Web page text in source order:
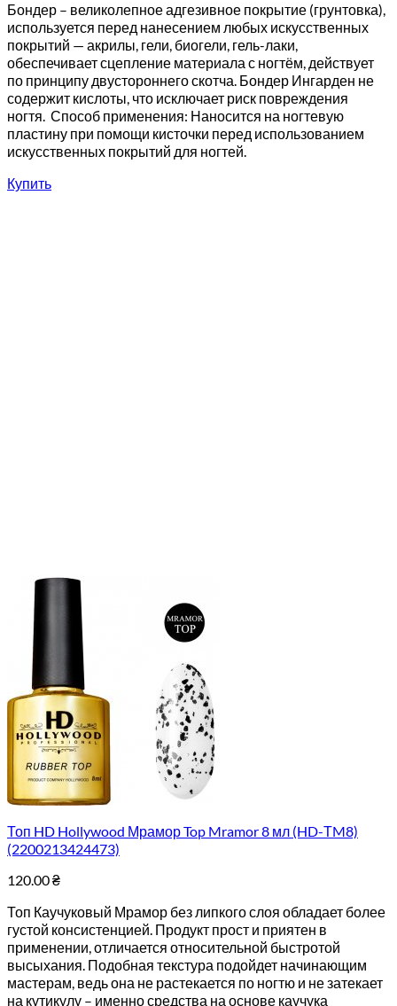
Бондер – великолепное адгезивное покрытие (грунтовка),
используется перед нанесением любых искусственных
покрытий — акрилы, гели, биогели, гель-лаки,
обеспечивает сцепление материала с ногтём, действует
по принципу двустороннего скотча. Бондер Ингарден не
содержит кислоты, что исключает риск повреждения
ногтя. Способ применения: Наносится на ногтевую
пластину при помощи кисточки перед использованием
искусственных покрытий для ногтей.
Купить
Топ HD Hollywood Мрамор Top Mramor 8 мл (HD-ТM8)
(2200213424473)
120.00₴
Топ Каучуковый Мрамор без липкого слоя обладает более
густой консистенцией. Продукт прост и приятен в
применении, отличается относительной быстротой
высыхания. Подобная текстура подойдет начинающим
мастерам, ведь она не растекается по ногтю и не затекает
на кутикулу – именно средства на основе каучука